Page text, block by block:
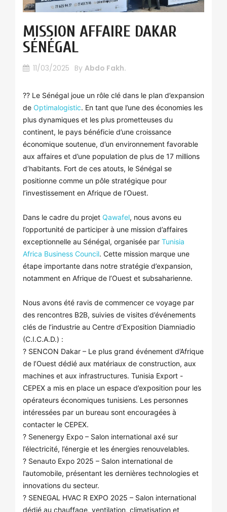
MISSION AFFAIRE DAKAR
SÉNÉGAL
11/03/2025 By Abdo Fakh.
?? Le Sénégal joue un rôle clé dans le plan d’expansion
de Optimalogistic. En tant que l’une des économies les
plus dynamiques et les plus prometteuses du
continent, le pays bénéficie d’une croissance
économique soutenue, d’un environnement favorable
aux affaires et d’une population de plus de 17 millions
d’habitants. Fort de ces atouts, le Sénégal se
positionne comme un pôle stratégique pour
l’investissement en Afrique de l’Ouest.
Dans le cadre du projet Qawafel, nous avons eu
l’opportunité de participer à une mission d’affaires
exceptionnelle au Sénégal, organisée par Tunisia
Africa Business Council. Cette mission marque une
étape importante dans notre stratégie d’expansion,
notamment en Afrique de l’Ouest et subsaharienne.
Nous avons été ravis de commencer ce voyage par
des rencontres B2B, suivies de visites d’événements
clés de l’industrie au Centre d’Exposition Diamniadio
(C.I.C.A.D.) :
? SENCON Dakar – Le plus grand événement d’Afrique
de l’Ouest dédié aux matériaux de construction, aux
machines et aux infrastructures. Tunisia Export -
CEPEX a mis en place un espace d’exposition pour les
opérateurs économiques tunisiens. Les personnes
intéressées par un bureau sont encouragées à
contacter le CEPEX.
? Senenergy Expo – Salon international axé sur
l’électricité, l’énergie et les énergies renouvelables.
? Senauto Expo 2025 – Salon international de
l’automobile, présentant les dernières technologies et
innovations du secteur.
? SENEGAL HVAC R EXPO 2025 – Salon international
dédié au chauffage, ventilation, climatisation et